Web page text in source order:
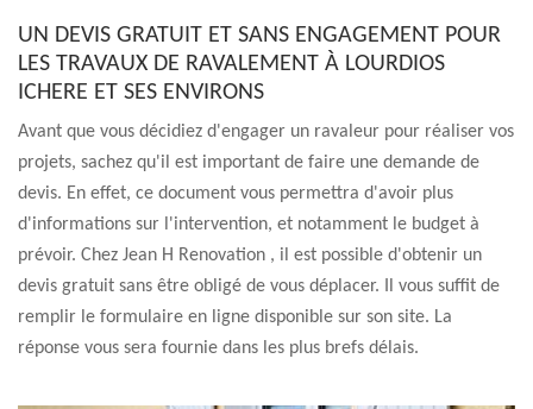
UN DEVIS GRATUIT ET SANS ENGAGEMENT POUR
LES TRAVAUX DE RAVALEMENT À LOURDIOS
ICHERE ET SES ENVIRONS
Avant que vous décidiez d'engager un ravaleur pour réaliser vos
projets, sachez qu'il est important de faire une demande de
devis. En effet, ce document vous permettra d'avoir plus
d'informations sur l'intervention, et notamment le budget à
prévoir. Chez Jean H Renovation , il est possible d'obtenir un
devis gratuit sans être obligé de vous déplacer. Il vous suffit de
remplir le formulaire en ligne disponible sur son site. La
réponse vous sera fournie dans les plus brefs délais.